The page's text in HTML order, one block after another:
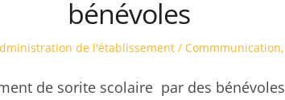
bénévoles
de l'établissement / Commmunication,
de sorite scolaire par des